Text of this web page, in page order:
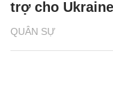
QUÂN SỰ
trợ cho